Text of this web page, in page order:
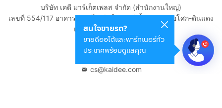
สนใจขายรถ?
ขายดีออโต้และพาร์ทเนอร์ทั่ว
ประเทศพร้อมดูแลคุณ
บริษัท เคดี มาร์เก็ตเพลส จำกัด (สำนักงานใหญ่)
เลขที่ 554/117 อาคารสกายไนน์ เซ็นเตอร์ ชั้น 22 ถนนอโศก-ดินแดง
แขวงดินแดง เขตดินแดง
กรุงเทพมหานคร 10400
cs@kaidee.com